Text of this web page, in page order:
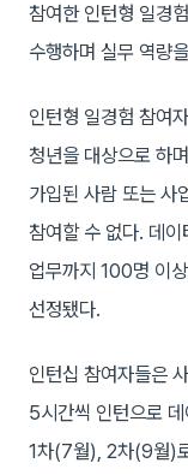
참여한 인턴형 일경
수행하며 실무 역량
인턴형 일경험 참여
청년을 대상으로 하
가입된 사람 또는 사
참여할 수 없다. 데
업무까지 100명 이
선정됐다.
인턴십 참여자들은
5시간씩 인턴으로
1차(7월), 2차(9월)